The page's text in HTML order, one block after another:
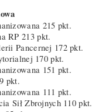
215 pkt.
RP 213 pkt.
Pancernej 172 pkt.
170 pkt.
151 pkt.
pkt.
111 pkt.
Sił Zbrojnych 110 pkt.